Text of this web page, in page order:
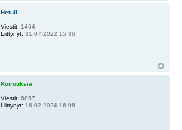
Hetuli
Viestit: 1464
Liittynyt: 31.07.2022 15:36
Koiruuksia
Viestit: 6857
Liittynyt: 16.02.2024 16:08